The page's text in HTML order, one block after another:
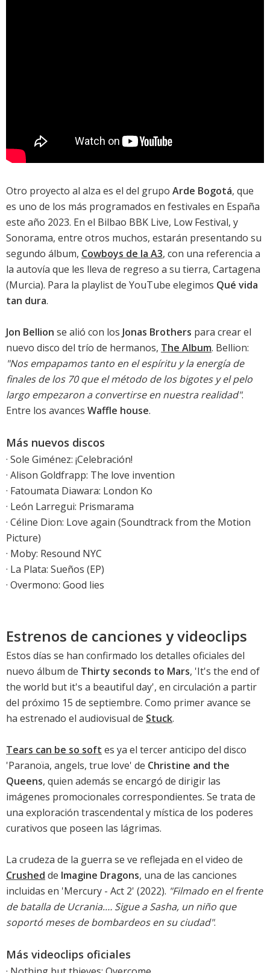
Otro proyecto al alza es el del grupo Arde Bogotá, que
es uno de los más programados en festivales en España
este año 2023. En el Bilbao BBK Live, Low Festival, y
Sonorama, entre otros muchos, estarán presentando su
segundo álbum, Cowboys de la A3, con una referencia a
la autovía que les lleva de regreso a su tierra, Cartagena
(Murcia). Para la playlist de YouTube elegimos Qué vida
tan dura.
Jon Bellion se alió con los Jonas Brothers para crear el
nuevo disco del trío de hermanos, The Album. Bellion:
"Nos empapamos tanto en el espíritu y la energía de
finales de los 70 que el método de los bigotes y el pelo
largo empezaron a convertirse en nuestra realidad".
Entre los avances Waffle house.
Más nuevos discos
· Sole Giménez: ¡Celebración!
· Alison Goldfrapp: The love invention
· Fatoumata Diawara: London Ko
· León Larregui: Prismarama
· Céline Dion: Love again (Soundtrack from the Motion
Picture)
· Moby: Resound NYC
· La Plata: Sueños (EP)
· Overmono: Good lies
Estrenos de canciones y videoclips
Estos días se han confirmado los detalles oficiales del
nuevo álbum de Thirty seconds to Mars, 'It's the end of
the world but it's a beautiful day', en circulación a partir
del próximo 15 de septiembre. Como primer avance se
ha estrenado el audiovisual de Stuck.
Tears can be so soft es ya el tercer anticipo del disco
'Paranoïa, angels, true love' de Christine and the
Queens, quien además se encargó de dirigir las
imágenes promocionales correspondientes. Se trata de
una exploración trascendental y mística de los poderes
curativos que poseen las lágrimas.
La crudeza de la guerra se ve reflejada en el video de
Crushed de Imagine Dragons, una de las canciones
incluidas en 'Mercury - Act 2' (2022). "Filmado en el frente
de batalla de Ucrania.… Sigue a Sasha, un niño que
soportó meses de bombardeos en su ciudad".
Más videoclips oficiales